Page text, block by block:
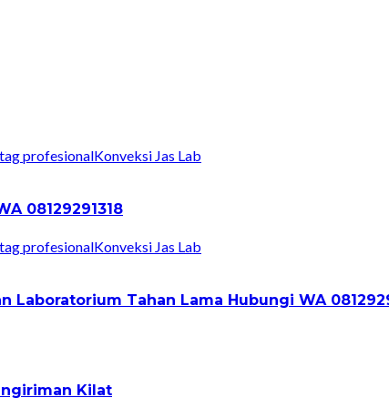
Konveksi Jas Lab
08129291318
Konveksi Jas Lab
Laboratorium Tahan Lama Hubungi WA
Kilat